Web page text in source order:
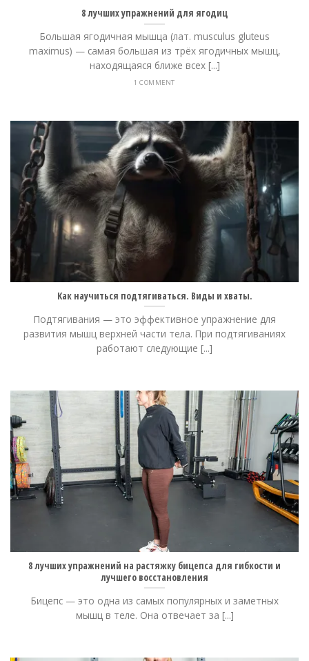
8 лучших упражнений для ягодиц
Большая ягодичная мышца (лат. musculus gluteus
maximus) — самая большая из трёх ягодичных мышц,
находящаяся ближе всех [...]
1 COMMENT
Как научиться подтягиваться. Виды и хваты.
Подтягивания — это эффективное упражнение для
развития мышц верхней части тела. При подтягиваниях
работают следующие [...]
8 лучших упражнений на растяжку бицепса для гибкости и
лучшего восстановления
Бицепс — это одна из самых популярных и заметных
мышц в теле. Она отвечает за [...]